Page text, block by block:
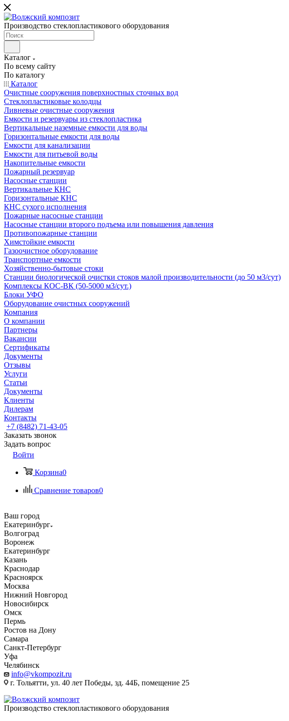
Производство стеклопластикового оборудования
Каталог
По всему сайту
По каталогу
Каталог
Очистные сооружения поверхностных сточных вод
Стеклопластиковые колодцы
Ливневые очистные сооружения
Емкости и резервуары из стеклопластика
Вертикальные наземные емкости для воды
Горизонтальные емкости для воды
Емкости для канализации
Емкости для питьевой воды
Накопительные емкости
Пожарный резервуар
Насосные станции
Вертикальные КНС
Горизонтальные КНС
КНС сухого исполнения
Пожарные насосные станции
Насосные cтанции второго подъема или повышения давления
Противопожарные станции
Химстойкие емкости
Газоочистное оборудование
Транспортные емкости
Хозяйственно-бытовые стоки
Станции биологической очистки стоков малой производительности (до 50 м3/сут)
Комплексы КОС-ВК (50-5000 м3/сут.)
Блоки УФО
Оборудование очистных сооружений
Компания
О компании
Партнеры
Вакансии
Сертификаты
Документы
Отзывы
Услуги
Статьи
Документы
Клиенты
Дилерам
Контакты
+7 (8482) 71-43-05
Заказать звонок
Задать вопрос
Войти
Корзина0
Сравнение товаров0
Ваш город
Екатеринбург
Волгоград
Воронеж
Екатеринбург
Казань
Краснодар
Красноярск
Москва
Нижний Новгород
Новосибирск
Омск
Пермь
Ростов на Дону
Самара
Санкт-Петербург
Уфа
Челябинск
info@vkompozit.ru
г. Тольятти, ул. 40 лет Победы, зд. 44Б, помещение 25
Производство стеклопластикового оборудования